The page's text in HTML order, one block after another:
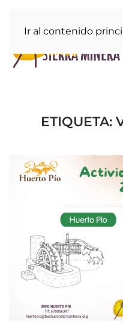
Ir al contenido
ETIQUETA: